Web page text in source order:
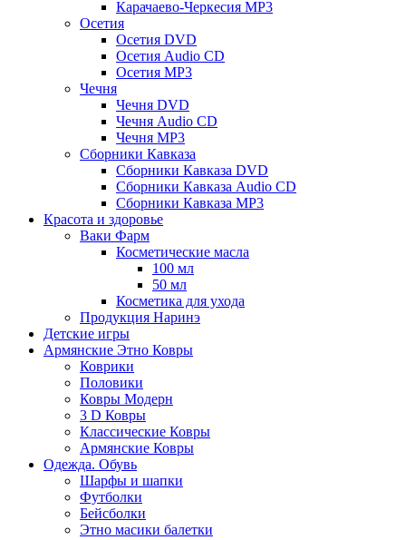
Карачаево-Черкесия MP3
Осетия
Осетия DVD
Осетия Audio CD
Осетия MP3
Чечня
Чечня DVD
Чечня Audio CD
Чечня MP3
Сборники Кавказа
Сборники Кавказа DVD
Сборники Кавказа Audio CD
Сборники Кавказа MP3
Красота и здоровье
Ваки Фарм
Косметические масла
100 мл
50 мл
Косметика для ухода
Продукция Наринэ
Детские игры
Армянские Этно Ковры
Коврики
Половики
Ковры Модерн
3 D Ковры
Классические Ковры
Армянские Ковры
Одежда. Обувь
Шарфы и шапки
Футболки
Бейсболки
Этно масики балетки